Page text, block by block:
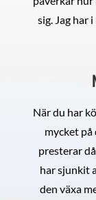
sig. Jag har
När du har
mycket på
presterar
har sjunkit
den växa